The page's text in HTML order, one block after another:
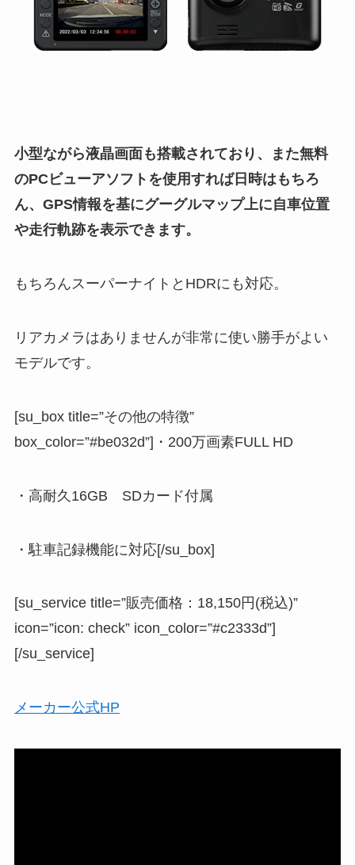
小型ながら液晶画面も搭載されており、また無料
のPCビューアソフトを使用すれば日時はもちろ
ん、GPS情報を基にグーグルマップ上に自車位置
や走行軌跡を表示できます。
もちろんスーパーナイトとHDRにも対応。
リアカメラはありませんが非常に使い勝手がよい
モデルです。
[su_box title=”その他の特徴”
box_color=”#be032d”]・200万画素FULL HD
・高耐久16GB SDカード付属
・駐車記録機能に対応[/su_box]
[su_service title=”販売価格：18,150円(税込)”
icon=”icon: check” icon_color=”#c2333d”]
[/su_service]
メーカー公式HP